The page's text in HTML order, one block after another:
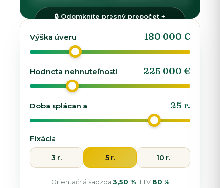
🔒 Odomknite presný prepočet +
Výška úveru 180 000 €
Hodnota nehnuteľnosti 225 000 €
Doba splácania 25 r.
Fixácia
3 r. 5 r. 10 r.
Orientačná sadzba 3,50 %· LTV 80 %